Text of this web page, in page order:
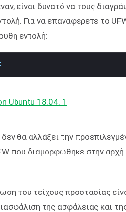
είναι δυνατό να τους
Για να επαναφέρετε το
εντολή:
θα αλλάξει την
που διαμορφώθηκε στην αρχή.
του τείχους προστασίας
της ασφάλειας και